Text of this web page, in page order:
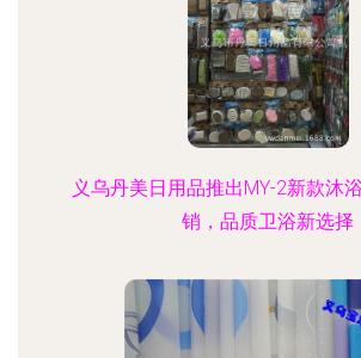
义乌丹美日用品推出MY-2新款沐
销，品质卫浴新选择